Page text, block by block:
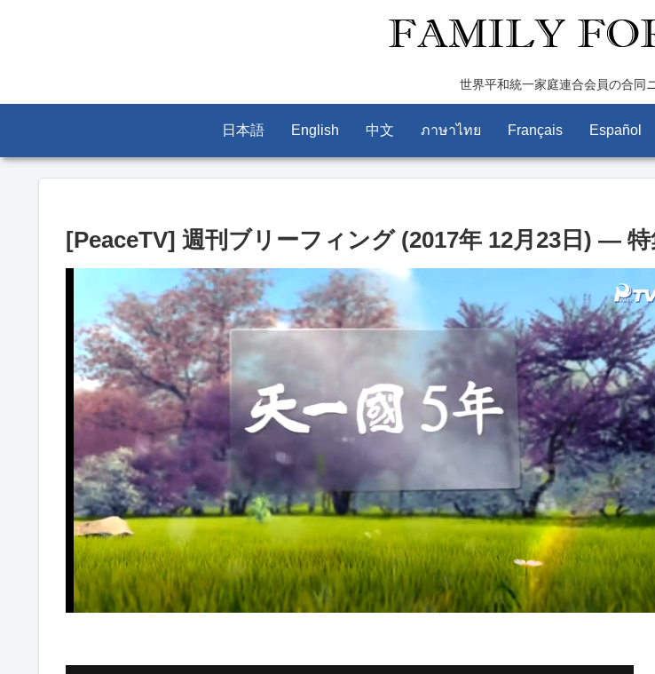
世界平和統一家庭連合会員の合同
日本語 English 中文 ภาษาไทย Français Español
[PeaceTV] 週刊ブリーフィング (2017年 12月23日) —